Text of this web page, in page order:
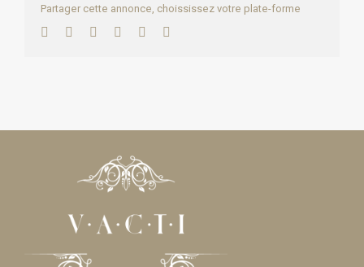
Partager cette annonce, choississez votre plate-forme
Facebook
TwitterLinkedInWhatsApp
Pinterest